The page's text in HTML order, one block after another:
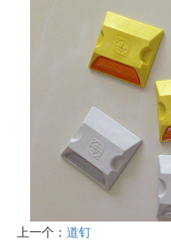
上一个：道钉